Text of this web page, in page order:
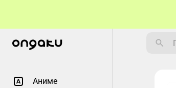
Аниме